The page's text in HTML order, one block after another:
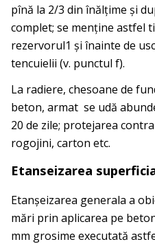
pînă la 2/3 din înălţime şi
complet; se menţine astfel
rezervorul1 şi înainte de
tencuielii (v. punctul f).
La radiere, chesoane de
beton, armat se udă
20 de zile; pro­tejarea
rogojini, carton etc.
Etanseizarea
Etanşeizarea generala a
mări prin aplicarea pe
mm grosime executată